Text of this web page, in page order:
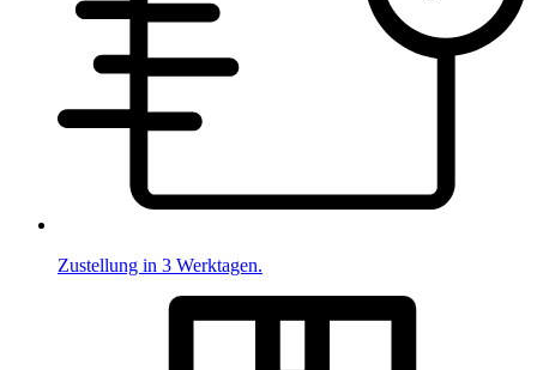
Zustellung in 3 Werktagen.